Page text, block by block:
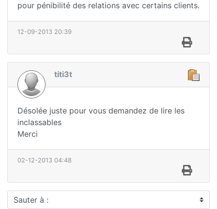
pour pénibilité des relations avec certains clients.
12-09-2013 20:39
titi3t
Désolée juste pour vous demandez de lire les
inclassables
Merci
02-12-2013 04:48
Sauter à :